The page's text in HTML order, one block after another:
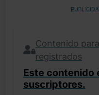
Contenido
registrados
Este contenido
suscriptores.